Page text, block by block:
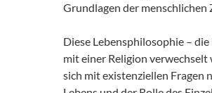
Grundlagen der
Diese Lebensphilosophie –
mit einer Religion
sich mit existenziellen Fragen